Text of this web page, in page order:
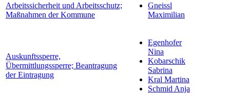
Arbeitssicherheit und Arbeitsschutz;
Maßnahmen der Kommune
Gneissl
Maximilian
Auskunftssperre,
Übermittlungssperre; Beantragung
der Eintragung
Egenhofer
Nina
Kobarschik
Sabrina
Kral Martina
Schmid Anja